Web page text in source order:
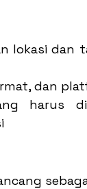
lokasi dan
dan
harus